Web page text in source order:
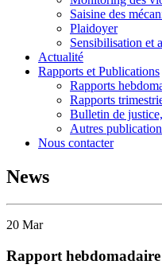
Saisine des
Plaidoyer
Sensibilisation et
Actualité
Rapports et Publications
Rapports
Rapports
Bulletin de
Autres
Nous contacter
News
20 Mar
Rapport